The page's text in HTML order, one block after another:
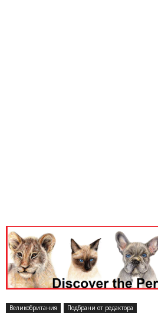
Великобритания Подбрани от редактора